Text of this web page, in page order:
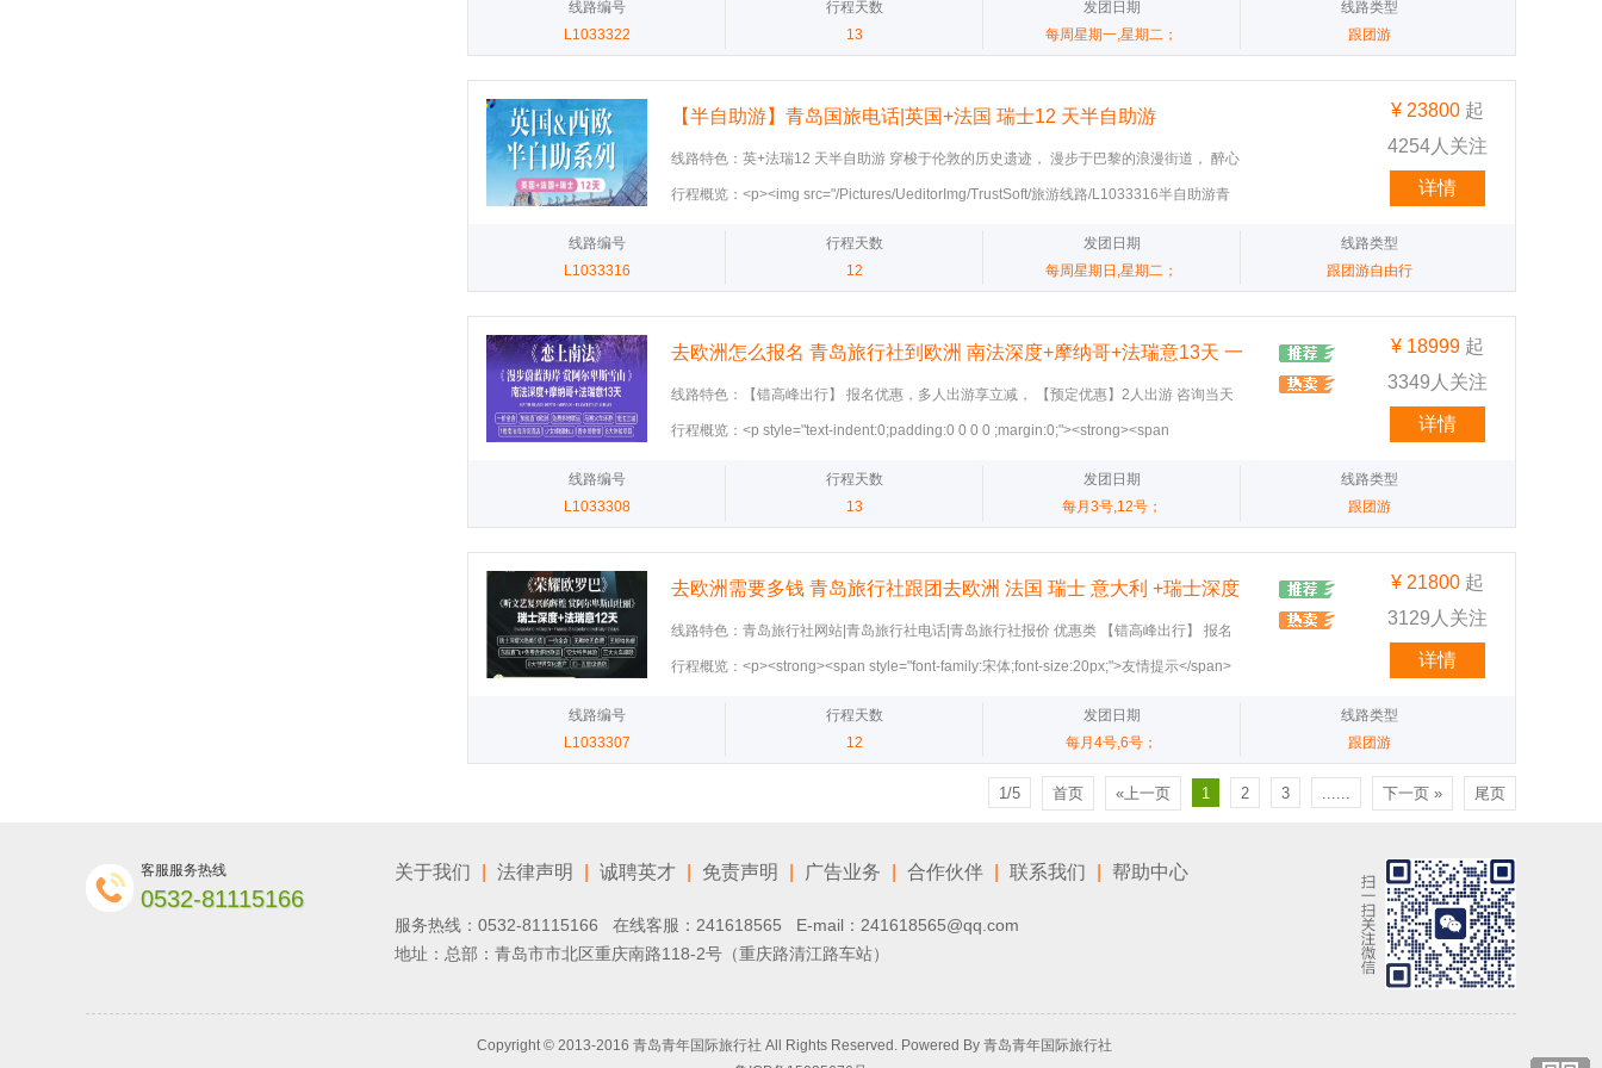
color emoji&quot;, &quot;segoe ui emoji&quot;, &quot;segoe ui symbol&quot;,
&quot;noto color emoji&quot;;">D12：抵达北京，行程结束。</span></p>
宝楼享用六菜一汤中式午餐。14:00 抵达后入内参观新天鹅堡（或外观并与高天鹅堡置
换）。18:00 享用六菜一汤中式晚餐。19:00 前往酒店休息。‌</span></p><p><span
style="font-family:&quot;microsoft yahei&quot;;background-color:#ffffff;"><br /></span>
</p><p><span style="font-family:&quot;microsoft yahei&quot;;background-
color:#ffffff;">D7 (1月14日 星期三): 因斯布鲁克 → 琉森‌‌交通‌: 巴士‌酒店‌: 四星级酒店‌餐食‌: 早
08:00 乘车前往琉森，进行市区City Walk。‌</span></p><p><span style="font-
<span style="font-family:&quot;microsoft yahei&quot;;background-color:#ffffff;">D8 (1月
15日 星期四): 琉森 → 铁力士山 → 萨尔嫩-因特拉肯 → 米卢斯‌‌交通‌: 巴士‌酒店‌: 四星级酒店‌
餐食‌: 早餐—西式自助 午餐—铁力士山顶用餐 晚餐—六菜一汤‌行程详情‌:07:00 酒店享用西
式自助早餐。08:00 乘车前往并游览铁力士山（乘坐缆车和旋转缆车）。12:00 特别安排铁
family:&quot;microsoft yahei&quot;;background-color:#ffffff;"><br /></span></p><p>
16日 星期五): 米卢斯 → 巴黎‌‌交通‌: 巴士‌酒店‌: 四星级酒店‌餐食‌: 早餐—西式自助 午餐—六菜
12:00 于食家庄享用六菜一汤中式午餐。13:00 乘车前往入内参观凡尔赛宫（含官方持牌讲
yahei&quot;;background-color:#ffffff;"><br /></span></p><p><span style="font-
family:&quot;microsoft yahei&quot;;background-color:#ffffff;">D10 (1月17日 星期六): 巴黎
用土耳其烤肉卷午餐（含饮料，堂内用餐）。13:00 巴黎城市观光。15:00 安排塞纳河游
color:#ffffff;"><br /></span></p><p><span style="font-family:&quot;microsoft
yahei&quot;;background-color:#ffffff;">D11 (1月18日 星期日): 巴黎 → 北京‌‌交通‌: 巴士/飞机‌
享用西式自助早餐或打包早餐。09:00 巴黎半天自由活动。随后乘车前往机场办理登记及退
family:&quot;microsoft yahei&quot;;background-color:#ffffff;"><br /></span></p><p>
<span style="font-family:&quot;microsoft yahei&quot;;background-color:#ffffff;">D12 (1月
19日 星期一): 抵达北京‌行程于12:30结束。</span></p>
界：新天鹅堡（入内）&高天鹅堡 桑斯安斯风车村&库肯霍夫公园&丽丝骑行&布鲁塞尔市区
🏔铁力士雪山（唯一360°旋转缆车)&最美金色山口快车 🛶双游船：黄金大运河&塞纳河游
title="微信截图_20250215140051.jpg" /><img src="/Pictures/UeditorImg/TrustSoft/旅游线
路/L1033322一价全含青岛国旅电话一价全含荷/2025-02-15/b91b1caa-94cf-4193-afd8-
f3baa7234648.jpg" title="微信截图_20250215140117.jpg" /><img
src="/Pictures/UeditorImg/TrustSoft/旅游线路/L1033322一价全含青岛国旅电话一价全含
_20250215140136.jpg" /><img src="/Pictures/UeditorImg/TrustSoft/旅游线路/L1033322
一价全含青岛国旅电话一价全含荷/2025-02-15/50ed3c83-0158-4a12-b673-
src="/Pictures/UeditorImg/TrustSoft/旅游线路/L1033322一价全含青岛国旅电话一价全含
_20250215140244.jpg" /><img src="/Pictures/UeditorImg/TrustSoft/旅游线路/L1033322
一价全含青岛国旅电话一价全含荷/2025-02-15/b7f81506-897e-48ec-ad38-
705351211eff.jpg" title="微信截图_20250215140306.jpg" /><img
src="/Pictures/UeditorImg/TrustSoft/旅游线路/L1033322一价全含青岛国旅电话一价全含
荷/2025-02-15/92e3e86a-7774-4896-b47c-b3cb266403e0.jpg" title="微信截图
_20250215140319.jpg" /><img src="/Pictures/UeditorImg/TrustSoft/旅游线路/L1033322
一价全含青岛国旅电话一价全含荷/2025-02-15/041baa10-a58b-45be-9753-
src="/Pictures/UeditorImg/TrustSoft/旅游线路/L1033322一价全含青岛国旅电话一价全含
_20250215140352.jpg" /></p>
线路编号
L1033322
行程天数
13
发团日期
每周星期一,星期二；
线路类型
跟团游
【半自助游】青岛国旅电话|英国+法国 瑞士12 天半自助游
线路特色：英+法瑞12 天半自助游 穿梭于伦敦的历史遗迹， 漫步于巴黎的浪漫街道， 醉心
宫再到阿尔卑斯 每处都是绝美画卷，难忘之旅 开启旅游半自助新篇章 青岛到欧洲旅行|青岛
行程概览：<p><img src="/Pictures/UeditorImg/TrustSoft/旅游线路/L1033316半自助游青
title="微信截图_20250214093428.jpg" /></p>_baidu_page_break_tag_<p><img
src="/Pictures/UeditorImg/TrustSoft/旅游线路/L1033316半自助游青岛国旅电话英国法国
瑞/2025-02-14/e9cc82bf-a732-4e44-91f6-0781122ef940.jpg" title="微信截图
_20250214093446.jpg" /><img src="/Pictures/UeditorImg/TrustSoft/旅游线路/L1033316
c35c2cdd062c.jpg" title="微信截图_20250214093459.jpg" /><img
src="/Pictures/UeditorImg/TrustSoft/旅游线路/L1033316半自助游青岛国旅电话英国法国
_20250214093511.jpg" /><img src="/Pictures/UeditorImg/TrustSoft/旅游线路/L1033316
aa56a78ef30d.jpg" title="微信截图_20250214093522.jpg" /></p>
¥ 23800 起
4254人关注
详情
线路编号
L1033316
行程天数
12
发团日期
每周星期日,星期二；
线路类型
跟团游自由行
去欧洲怎么报名 青岛旅行社到欧洲 南法深度+摩纳哥+法瑞意13天 一
价全含
线路特色：【错高峰出行】 报名优惠，多人出游享立减， 【预定优惠】2人出游 咨询当天
每单优惠600元，6人出游每单优惠1000元，多人出行更多优惠详询线路客服范范
行程概览：<p style="text-indent:0;padding:0 0 0 0 ;margin:0;"><strong><span
style="font-family:微软雅黑;">【春节出游】</span><span style="font-family:微软雅
黑;">2024年1</span></span></strong><strong><span style="font-family:微软雅
黑;color:#0070c0;letter-spacing:0;font-size:18px">2</span></strong><strong><span
style="font-family:微软雅黑;color:#0070c0;letter-spacing:0;font-size:18px"><span
月2</span></span></strong><strong><span style="font-family:微软雅
黑;color:#0070c0;letter-spacing:0;font-size:18px">6</span></strong><strong><span
style="font-family:微软雅黑;">日</span><span style="font-family:微软雅黑;"> 报名出发，
黑;color:#622423;letter-spacing:0;font-size:18px">可点击立即拨打</span></strong><a
href="tel:18663951171" target="_self"><strong><span style="font-family:微软雅
黑;color:#622423;letter-spacing:0;font-size:18px">18663951171</span></strong></a>
<strong><span style="font-family:微软雅黑;color:#0070c0;letter-spacing:0;font-
size:18px">（微信同号）</span></strong></p><p style="text-indent:0;padding:0 0 0 0
spacing:0;font-size:18px"><span style="font-family:微软雅黑;">【预定优惠】</span>
<span style="font-family:微软雅黑;">2人出游 &nbsp;咨询当天预定，立减后，更享优惠200
0;"><strong><span style="font-family:微软雅黑;color:#0070c0;letter-spacing:0;font-
size:18px">【出</span></strong><strong><span style="font-family:微软雅
<strong><span style="font-family:微软雅黑;color:#0070c0;letter-spacing:0;font-
¥ 18999 起
3349人关注
详情
线路编号
L1033308
行程天数
13
发团日期
每月3号,12号；
线路类型
跟团游
去欧洲需要多钱 青岛旅行社跟团去欧洲 法国 瑞士 意大利 +瑞士深度
12天 一价全含
线路特色：青岛旅行社网站|青岛旅行社电话|青岛旅行社报价 优惠类 【错高峰出行】 报名
【出境礼包】赠送旅游意外保险 【多人特惠】4人出游 每单优惠600元，6人出游每单优惠
行程概览：<p><strong><span style="font-family:宋体;font-size:20px;">友情提示</span>
体;letter-spacing:0px;font-size:20px;">因旅游产品的特殊性，旅游线路价格受机票、季节
等因素影响较大，价格变化较快，</span><span style="font-family:宋体;letter-
spacing:0;font-size:16px"><span style="font-family:宋体;font-size:20px;">网站旅游线路
</span><span style="font-family:宋体;font-size:20px;">,更新速度不及时,准确旅游行程,出
发时间及优惠价格,以本社实际报价和行程内容为准,网站上旅游线路展示仅供参考</span>
size:20px;">提出您的诉求</span><span style="font-family:宋体;font-size:20px;">,我们专
style="font-family:宋体;letter-spacing:0px;font-size:20px;">所以烦请报名之前致电青年国旅
客服</span><span style="font-family:宋体;letter-spacing:0px;font-size:20px;">飞飞
spacing:0px;background:#ffffff;font-family:宋体;font-size:20px;">点击此处拨打电话可直接
¥ 21800 起
3129人关注
详情
线路编号
L1033307
行程天数
12
发团日期
每月4号,6号；
线路类型
跟团游
1/5 首页 «上一页 1 2 3 ...... 下一页 » 尾页
客服服务热线
0532-81115166
关于我们 法律声明 诚聘英才 免责声明 广告业务 合作伙伴 联系我们 帮助中心
服务热线：0532-81115166 在线客服： 241618565 E-mail：241618565@qq.com
地址：总部：青岛市市北区重庆南路118-2号（重庆路清江路车站）
Copyright © 2013-2016 青岛青年国际旅行社 All Rights Reserved. Powered By 青岛青年国际旅行社